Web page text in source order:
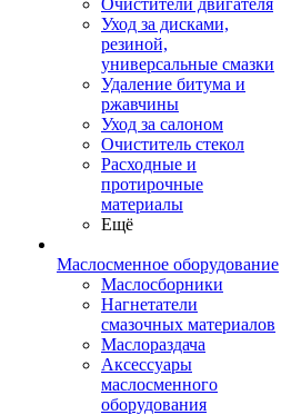
Очистители двигателя
Уход за дисками,
резиной,
универсальные смазки
Удаление битума и
ржавчины
Уход за салоном
Очиститель стекол
Расходные и
протирочные
материалы
Ещё
Маслосменное оборудование
Маслосборники
Нагнетатели
смазочных материалов
Маслораздача
Аксессуары
маслосменного
оборудования